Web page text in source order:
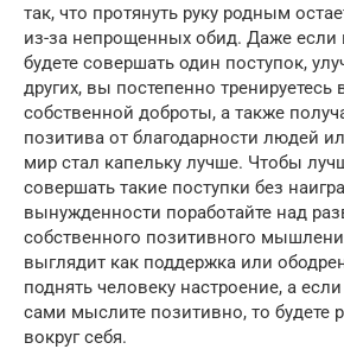
так, что протянуть руку родным
из-за непрощенных обид. Даже если
будете совершать один поступок,
других, вы постепенно тренируетесь
собственной доброты, а также
позитива от благодарности людей
мир стал капельку лучше. Чтобы
совершать такие поступки без
вынужденности поработайте над
собственного позитивного
выглядит как поддержка или
поднять человеку настроение, а
сами мыслите позитивно, то будете
вокруг себя.